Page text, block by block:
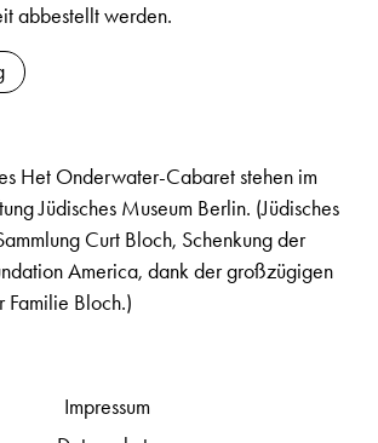
abbestellt werden.
Het Onderwater-Cabaret stehen im
Jüdisches Museum Berlin. (Jüdisches
Curt Bloch, Schenkung der
America, dank der großzügigen
Familie Bloch.)
Impressum